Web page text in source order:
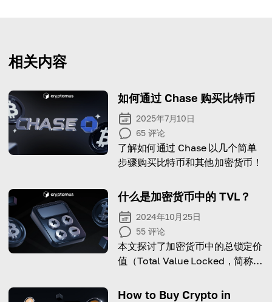
相关内容
如何通过 Chase 购买比特币
2025年7月10日
65 评论
了解如何通过 Chase 以几个简单
步骤购买比特币和其他加密货币！
什么是加密货币中的 TVL？
2024年10月25日
55 评论
本文探讨了加密货币中的总锁定价
值（Total Value Locked，简称
内价值和参与度的关键指标。
How to Buy Crypto in